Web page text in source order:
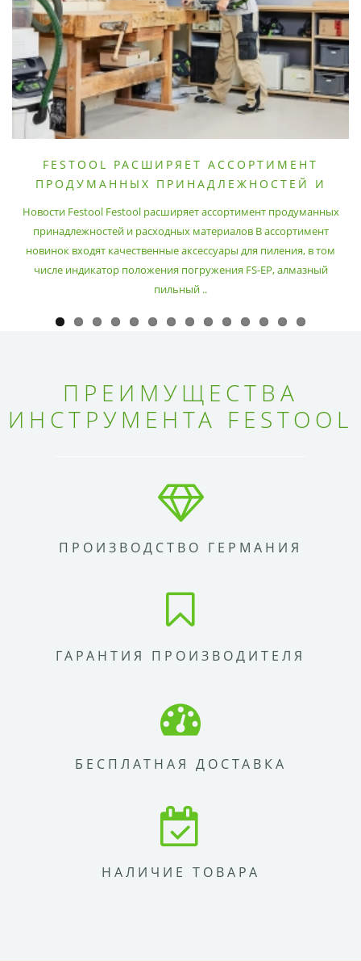
FESTOOL РАСШИРЯЕТ АССОРТИМЕНТ
ПРОДУМАННЫХ ПРИНАДЛЕЖНОСТЕЙ И
Новости Festool Festool расширяет ассортимент продуманных
принадлежностей и расходных материалов В ассортимент
новинок входят качественные аксессуары для пиления, в том
числе индикатор положения погружения FS-EP, алмазный
пильный ..
ПРЕИМУЩЕСТВА
ИНСТРУМЕНТА FESTOOL
ПРОИЗВОДСТВО ГЕРМАНИЯ
ГАРАНТИЯ ПРОИЗВОДИТЕЛЯ
БЕСПЛАТНАЯ ДОСТАВКА
НАЛИЧИЕ ТОВАРА